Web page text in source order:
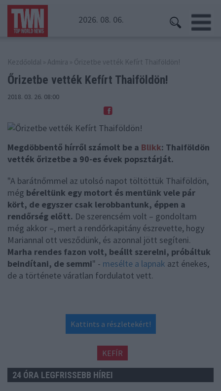
2026. 08. 06.
Kezdőoldal » Admira » Őrizetbe vették Kefírt Thaiföldön!
Őrizetbe vették Kefírt Thaiföldön!
2018. 03. 26. 08:00
Megdöbbentő hírről számolt be a Blikk: Thaiföldön
vették őrizetbe a 90-es évek popsztárját.
"A barátnőmmel az utolsó napot töltöttük Thaiföldön,
még béreltünk egy motort és mentünk vele pár
kört, de egyszer csak lerobbantunk, éppen a
rendőrség előtt. De szerencsém volt – gondoltam
még akkor –, mert a rendőrkapitány észrevette, hogy
Mariannal ott vesződünk, és azonnal jött segíteni.
Marha rendes fazon volt, beállt szerelni, próbáltuk
beindítani, de semmi" - mesélte a lapnak azt énekes,
de a története váratlan fordulatot vett.
Kattints a részletekért!
KEFÍR
24 ÓRA LEGFRISSEBB HÍREI